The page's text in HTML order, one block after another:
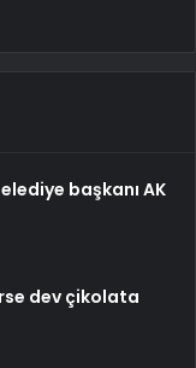
başkanı AK
dev çikolata